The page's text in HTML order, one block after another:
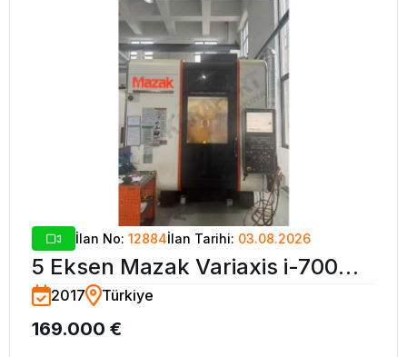
İlan No: 12884İlan Tarihi: 03.08.2026
5 Eksen Mazak Variaxis i-700
CNC İşleme Merkezi-2017
2017 Türkiye
169.000 €